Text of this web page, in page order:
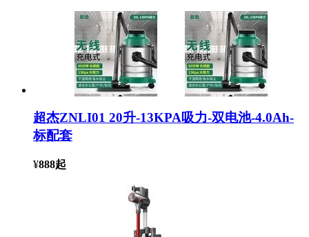
超杰ZNLI01 20升-13KPA吸力-双电池-4.0Ah-
标配套
¥888起